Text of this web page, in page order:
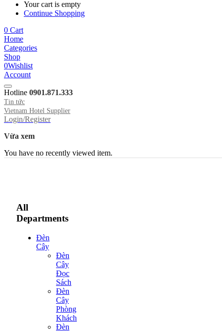
Your cart is empty
Continue Shopping
0 Cart
Home
Categories
Shop
0Wishlist
Account
Hotline 0901.871.333
Tin tức
Vietnam Hotel Supplier
Login/Register
Vừa xem
You have no recently viewed item.
All
Departments
Đèn
Cây
Đèn
Cây
Đọc
Sách
Đèn
Cây
Phòng
Khách
Đèn